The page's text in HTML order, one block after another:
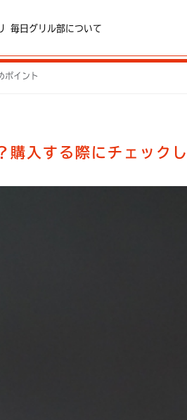
毎日グリル部について
ポイント
購入する際にチェック